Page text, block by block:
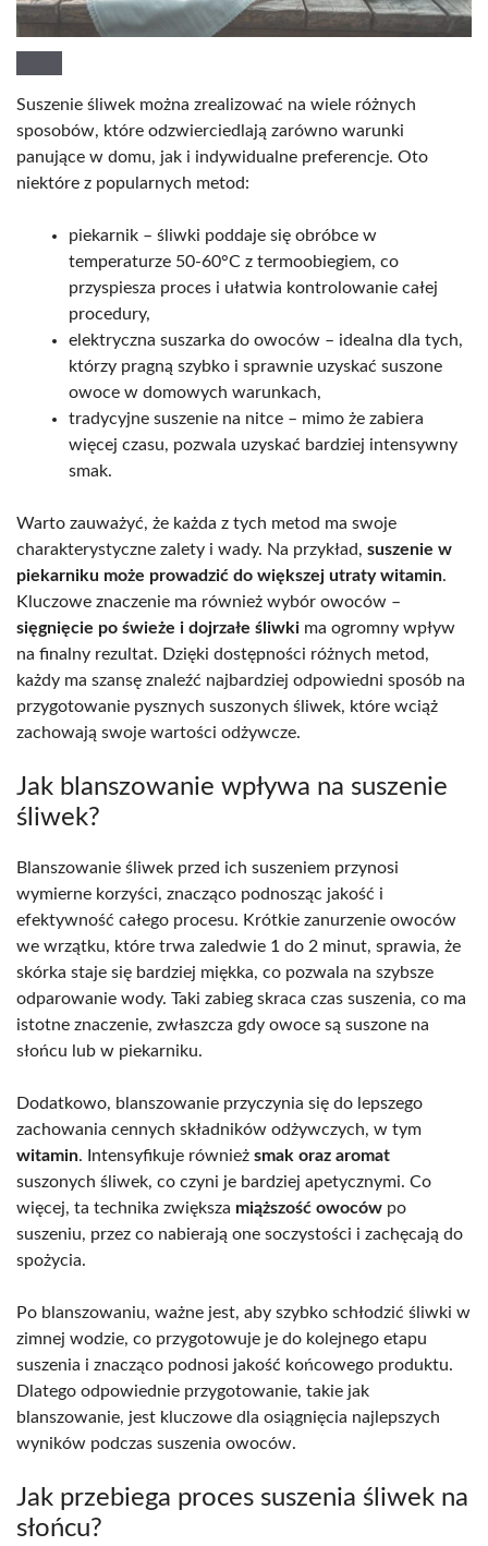
Suszenie śliwek można zrealizować na wiele różnych
sposobów, które odzwierciedlają zarówno warunki
panujące w domu, jak i indywidualne preferencje. Oto
niektóre z popularnych metod:
piekarnik – śliwki poddaje się obróbce w
temperaturze 50-60°C z termoobiegiem, co
przyspiesza proces i ułatwia kontrolowanie całej
procedury,
elektryczna suszarka do owoców – idealna dla tych,
którzy pragną szybko i sprawnie uzyskać suszone
owoce w domowych warunkach,
tradycyjne suszenie na nitce – mimo że zabiera
więcej czasu, pozwala uzyskać bardziej intensywny
smak.
Warto zauważyć, że każda z tych metod ma swoje
charakterystyczne zalety i wady. Na przykład, suszenie w
piekarniku może prowadzić do większej utraty witamin.
Kluczowe znaczenie ma również wybór owoców –
sięgnięcie po świeże i dojrzałe śliwki ma ogromny wpływ
na finalny rezultat. Dzięki dostępności różnych metod,
każdy ma szansę znaleźć najbardziej odpowiedni sposób na
przygotowanie pysznych suszonych śliwek, które wciąż
zachowają swoje wartości odżywcze.
Jak blanszowanie wpływa na suszenie
śliwek?
Blanszowanie śliwek przed ich suszeniem przynosi
wymierne korzyści, znacząco podnosząc jakość i
efektywność całego procesu. Krótkie zanurzenie owoców
we wrzątku, które trwa zaledwie 1 do 2 minut, sprawia, że
skórka staje się bardziej miękka, co pozwala na szybsze
odparowanie wody. Taki zabieg skraca czas suszenia, co ma
istotne znaczenie, zwłaszcza gdy owoce są suszone na
słońcu lub w piekarniku.
Dodatkowo, blanszowanie przyczynia się do lepszego
zachowania cennych składników odżywczych, w tym
witamin. Intensyfikuje również smak oraz aromat
suszonych śliwek, co czyni je bardziej apetycznymi. Co
więcej, ta technika zwiększa miąższość owoców po
suszeniu, przez co nabierają one soczystości i zachęcają do
spożycia.
Po blanszowaniu, ważne jest, aby szybko schłodzić śliwki w
zimnej wodzie, co przygotowuje je do kolejnego etapu
suszenia i znacząco podnosi jakość końcowego produktu.
Dlatego odpowiednie przygotowanie, takie jak
blanszowanie, jest kluczowe dla osiągnięcia najlepszych
wyników podczas suszenia owoców.
Jak przebiega proces suszenia śliwek na
słońcu?